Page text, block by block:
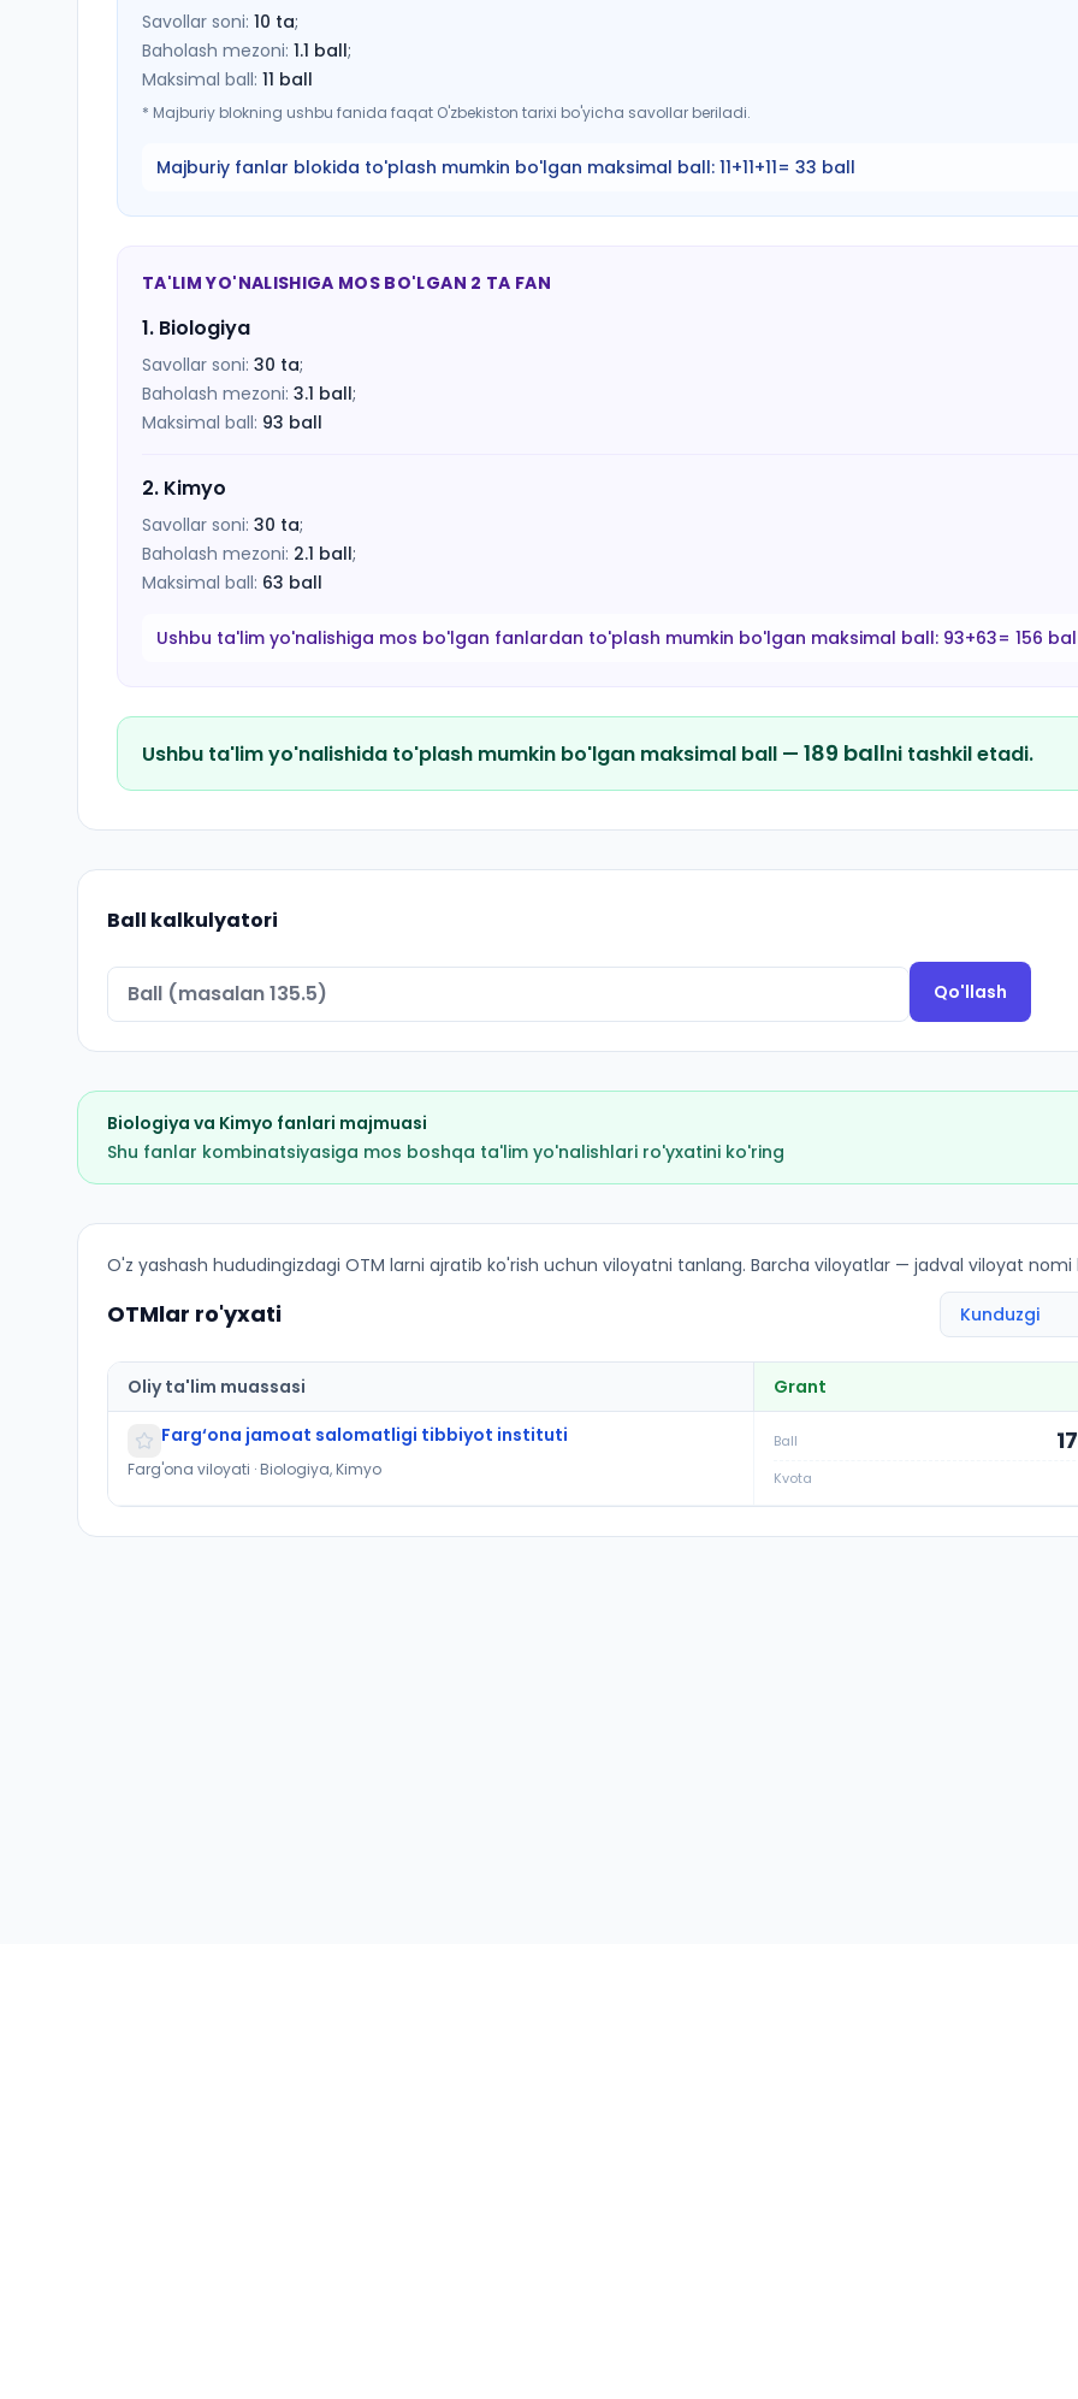
Savollar soni: 10 ta;
Baholash mezoni: 1.1 ball;
Maksimal ball: 11 ball
* Majburiy blokning ushbu fanida faqat O'zbekiston tarixi bo'yicha savollar beriladi.
Majburiy fanlar blokida to'plash mumkin bo'lgan maksimal ball: 11+11+11= 33 ball
TA'LIM YO'NALISHIGA MOS BO'LGAN 2 TA FAN
1. Biologiya
Savollar soni: 30 ta;
Baholash mezoni: 3.1 ball;
Maksimal ball: 93 ball
2. Kimyo
Savollar soni: 30 ta;
Baholash mezoni: 2.1 ball;
Maksimal ball: 63 ball
Ushbu ta'lim yo'nalishiga mos bo'lgan fanlardan to'plash mumkin bo'lgan maksimal ball: 93+63= 156
Ushbu ta'lim yo'nalishida to'plash mumkin bo'lgan maksimal ball — 189 ballni tashkil etadi.
Ball kalkulyatori
Qo'llash
Biologiya va Kimyo fanlari majmuasi
Shu fanlar kombinatsiyasiga mos boshqa ta'lim yo'nalishlari ro'yxatini ko'ring
Davolash ishi (Buvayda tumani): OTM lar bo'yicha kirish ballari va kvotalar
O'z yashash hududingizdagi OTM larni ajratib ko'rish uchun viloyatni tanlang. Barcha viloyatlar — jadval viloyat
OTMlar ro'yxati
Oliy ta'lim muassasi
Grant
Farg‘ona jamoat salomatligi tibbiyot instituti
Farg'ona viloyati · Biologiya, Kimyo
Ball
Kvota